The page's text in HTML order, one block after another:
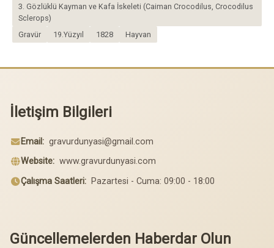
3. Gözlüklü Kayman ve Kafa İskeleti (Caiman Crocodilus, Crocodilus
Sclerops)
Gravür
19.Yüzyıl 1828 Hayvan
İletişim Bilgileri
Email: gravurdunyasi@gmail.com
Website: www.gravurdunyasi.com
Çalışma Saatleri: Pazartesi - Cuma: 09:00 - 18:00
Güncellemelerden Haberdar Olun